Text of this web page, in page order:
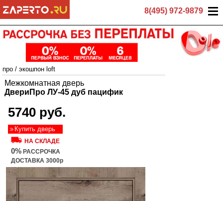
8(495) 972-9879
про / экошпон loft
Межкомнатная дверь
ДвериПро ЛУ-45 дуб пацифик
5740 руб.
Купить дверь
НА СКЛАДЕ
0% РАССРОЧКА
ДОСТАВКА 3000р